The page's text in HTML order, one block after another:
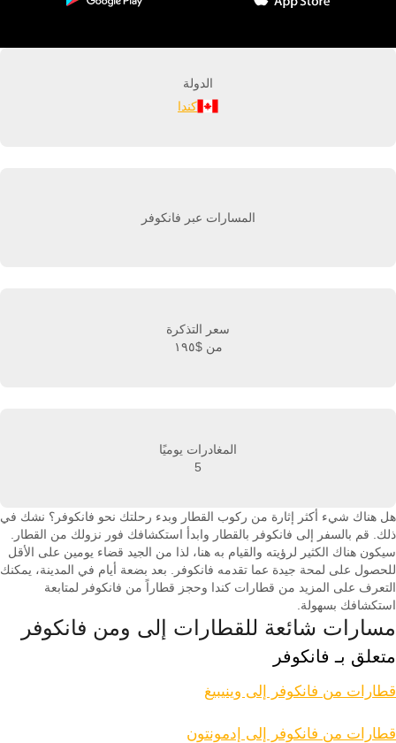
الدولة
كندا
المسارات عبر فانكوفر
سعر التذكرة
من $١٩٥
المغادرات يوميًا
5
هل هناك شيء أكثر إثارة من ركوب القطار وبدء رحلتك نحو فانكوفر؟ نشك في
ذلك. قم بالسفر إلى فانكوفر بالقطار وابدأ استكشافك فور نزولك من القطار.
سيكون هناك الكثير لرؤيته والقيام به هنا، لذا من الجيد قضاء يومين على الأقل
للحصول على لمحة جيدة عما تقدمه فانكوفر. بعد بضعة أيام في المدينة، يمكنك
التعرف على المزيد من قطارات كندا وحجز قطاراً من فانكوفر لمتابعة
استكشافك بسهولة.
مسارات شائعة للقطارات إلى ومن فانكوفر
متعلق بـ فانكوفر
قطارات من فانكوفر إلى وينيبيغ
قطارات من فانكوفر إلى إدمونتون